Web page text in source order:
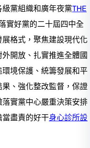
黨組織和廣年夜黨THE
實好黨的二十屆四中全
格式，聚焦建設現代化
開放、扎實推進全體國
境保護、統籌發展和平
、強化整改監督，保證
實黨中心嚴重決策安排
盡責的好干身心診所設